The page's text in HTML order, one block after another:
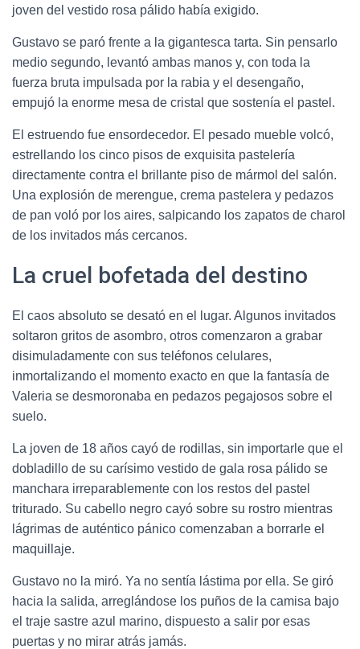
joven del vestido rosa pálido había exigido.
Gustavo se paró frente a la gigantesca tarta. Sin pensarlo
medio segundo, levantó ambas manos y, con toda la
fuerza bruta impulsada por la rabia y el desengaño,
empujó la enorme mesa de cristal que sostenía el pastel.
El estruendo fue ensordecedor. El pesado mueble volcó,
estrellando los cinco pisos de exquisita pastelería
directamente contra el brillante piso de mármol del salón.
Una explosión de merengue, crema pastelera y pedazos
de pan voló por los aires, salpicando los zapatos de charol
de los invitados más cercanos.
La cruel bofetada del destino
El caos absoluto se desató en el lugar. Algunos invitados
soltaron gritos de asombro, otros comenzaron a grabar
disimuladamente con sus teléfonos celulares,
inmortalizando el momento exacto en que la fantasía de
Valeria se desmoronaba en pedazos pegajosos sobre el
suelo.
La joven de 18 años cayó de rodillas, sin importarle que el
dobladillo de su carísimo vestido de gala rosa pálido se
manchara irreparablemente con los restos del pastel
triturado. Su cabello negro cayó sobre su rostro mientras
lágrimas de auténtico pánico comenzaban a borrarle el
maquillaje.
Gustavo no la miró. Ya no sentía lástima por ella. Se giró
hacia la salida, arreglándose los puños de la camisa bajo
el traje sastre azul marino, dispuesto a salir por esas
puertas y no mirar atrás jamás.